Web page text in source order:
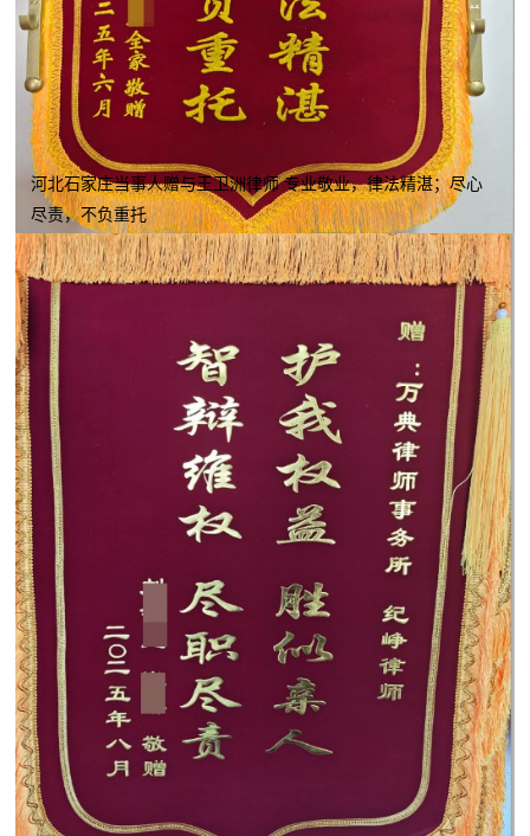
河北石家庄当事人赠与王卫洲律师 专业敬业，律法精湛；尽心
尽责，不负重托